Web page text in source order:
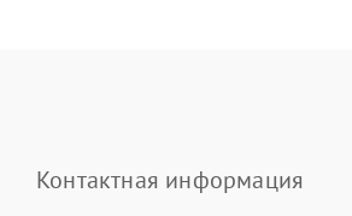
Контактная информация